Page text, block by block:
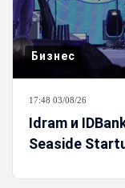
Бизнес
17:48 03/08/26
Idram и
Seaside